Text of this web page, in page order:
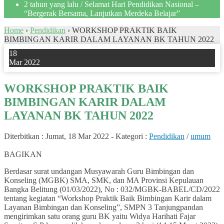
2 tahun yang lalu / Selamat Hari Pendidikan Nasional –
“Bergerak Bersama, Lanjutkan Merdeka Belajar”
Home › Pendidikan › WORKSHOP PRAKTIK BAIK
BIMBINGAN KARIR DALAM LAYANAN BK TAHUN 2022
18
Mar 2022
WORKSHOP PRAKTIK BAIK
BIMBINGAN KARIR DALAM
LAYANAN BK TAHUN 2022
Diterbitkan : Jumat, 18 Mar 2022 - Kategori : Pendidikan /umum
BAGIKAN
Berdasar surat undangan Musyawarah Guru Bimbingan dan
Konseling (MGBK) SMA, SMK, dan MA Provinsi Kepulauan
Bangka Belitung (01/03/2022), No : 032/MGBK-BABEL/CD/2022
tentang kegiatan “Workshop Praktik Baik Bimbingan Karir dalam
Layanan Bimbingan dan Konseling”, SMPN 3 Tanjungpandan
mengirimkan satu orang guru BK yaitu Widya Harihati Fajar